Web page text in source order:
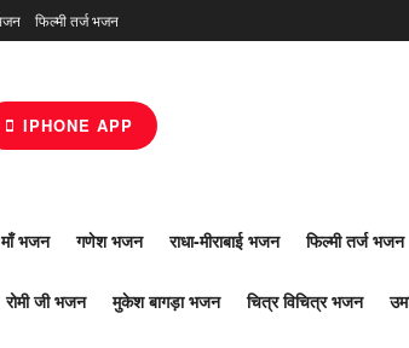
फिल्मी तर्ज भजन
IPHONE APP
माँ भजन गणेश भजन राधा-मीराबाई भजन फिल्मी तर्ज भजन
रोमी जी भजन मुकेश बागड़ा भजन चित्र विचित्र भजन